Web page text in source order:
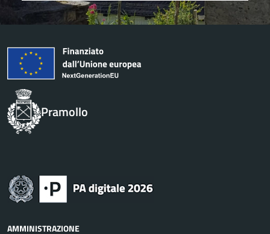
Pramollo
AMMINISTRAZIONE